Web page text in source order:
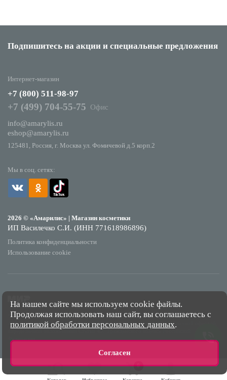
0
Подпишитесь на акции и специальные предложения
Мы в соц. сетях:
2026 © «Амарилис» | Магазин косметики
ИП Василечко С.И. (ИНН 771618986896)
Политика конфиденциальности
Использование cookie
Интернет-магазин
+7 (800) 511-98-97
+7 (499) 704-55-75
Офис
info@amarylis.ru
eshop@amarylis.ru
125481, Россия, г. Москва ул. Фомичевой д.5 корп.2
*Обращаем Ваше внимание на то, что данный интернет-сайт носит исключительно
информационный характер и ни при каких условиях не является публичной офертой,
определяемой положениями Статьи 437 Гражданского кодекса Российской
На нашем сайте мы используем cookie файлы.
Продолжая использовать наш сайт, вы соглашаетесь с
политикой обработки персональных данных.
Согласен